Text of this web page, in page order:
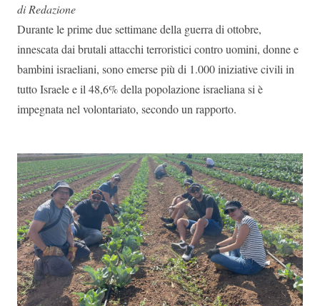
di Redazione
Durante le prime due settimane della guerra di ottobre,
innescata dai brutali attacchi terroristici contro uomini, donne e
bambini israeliani, sono emerse più di 1.000 iniziative civili in
tutto Israele e il 48,6% della popolazione israeliana si è
impegnata nel volontariato, secondo un rapporto.